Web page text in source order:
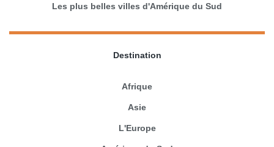
Les plus belles villes d'Amérique du Sud
Destination
Afrique
Asie
L'Europe